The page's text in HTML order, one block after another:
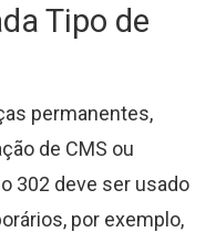
Tipo de
permanentes,
de CMS ou
302 deve ser usado
por exemplo,